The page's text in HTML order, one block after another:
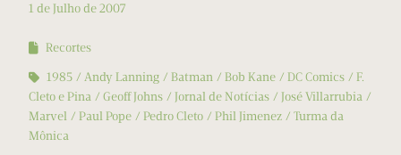
1 de Julho de 2007
Recortes
1985
Andy Lanning Batman Bob Kane DC Comics
F.
Cleto e Pina
Geoff Johns Jornal de Notícias
José Villarrubia
Marvel
Paul Pope Pedro Cleto Phil Jimenez
Turma da
Mônica